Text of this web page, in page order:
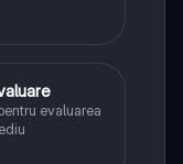
evaluarea